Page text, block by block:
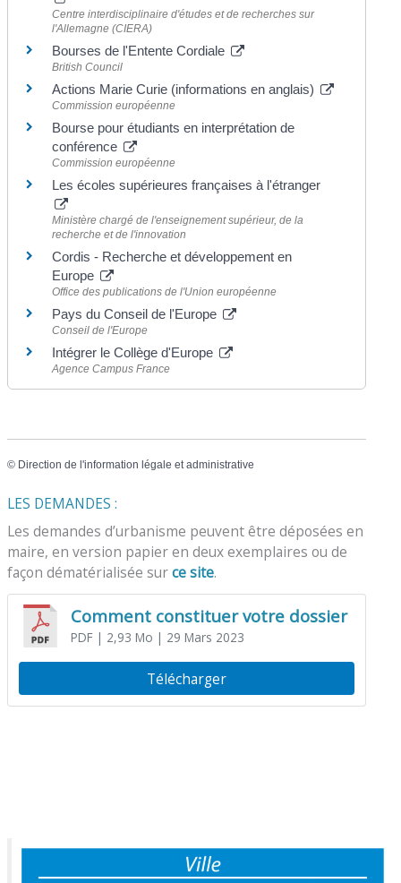
Centre interdisciplinaire d'études et de recherches sur
l'Allemagne (CIERA)
Bourses de l'Entente Cordiale
British Council
Actions Marie Curie (informations en anglais)
Commission européenne
Bourse pour étudiants en interprétation de
conférence
Commission européenne
Les écoles supérieures françaises à l'étranger
Ministère chargé de l'enseignement supérieur, de la
recherche et de l'innovation
Cordis - Recherche et développement en
Europe
Office des publications de l'Union européenne
Pays du Conseil de l'Europe
Conseil de l'Europe
Intégrer le Collège d'Europe
Agence Campus France
© Direction de l'information légale et administrative
LES DEMANDES :
Les demandes d’urbanisme peuvent être déposées en
maire, en version papier en deux exemplaires ou de
façon dématérialisée surce site.
Comment constituer votre dossier
PDF| 2,93 Mo | 29 Mars 2023
Télécharger